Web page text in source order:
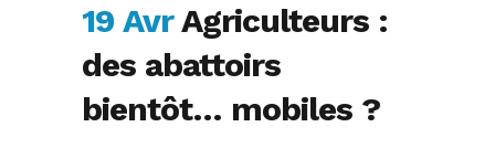
19 AvrAgriculteurs :
des abattoirs
bientôt… mobiles ?